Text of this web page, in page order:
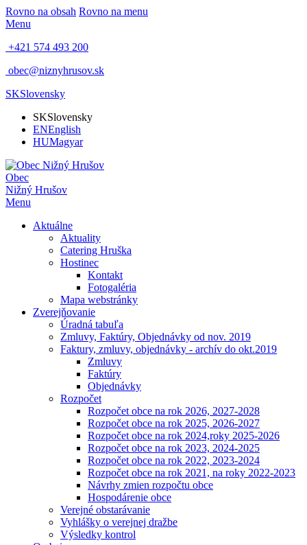
Rovno na obsah Rovno na menu
Menu
+421 574 493 200
obec@niznyhrusov.sk
SKSlovensky
SKSlovensky
ENEnglish
HUMagyar
Obec
Nižný Hrušov
Menu
Aktuálne
Aktuality
Catering Hruška
Hostinec
Kontakt
Fotogaléria
Mapa webstránky
Zverejňovanie
Úradná tabuľa
Zmluvy, Faktúry, Objednávky od nov. 2019
Faktury, zmluvy, objednávky - archív do okt.2019
Zmluvy
Faktúry
Objednávky
Rozpočet
Rozpočet obce na rok 2026, 2027-2028
Rozpočet obce na rok 2025, 2026-2027
Rozpočet obce na rok 2024,roky 2025-2026
Rozpočet obce na rok 2023, 2024-2025
Rozpočet obce na rok 2022, 2023-2024
Rozpočet obce na rok 2021, na roky 2022-2023
Návrhy zmien rozpočtu obce
Hospodárenie obce
Verejné obstarávanie
Vyhlášky o verejnej dražbe
Výsledky kontrol